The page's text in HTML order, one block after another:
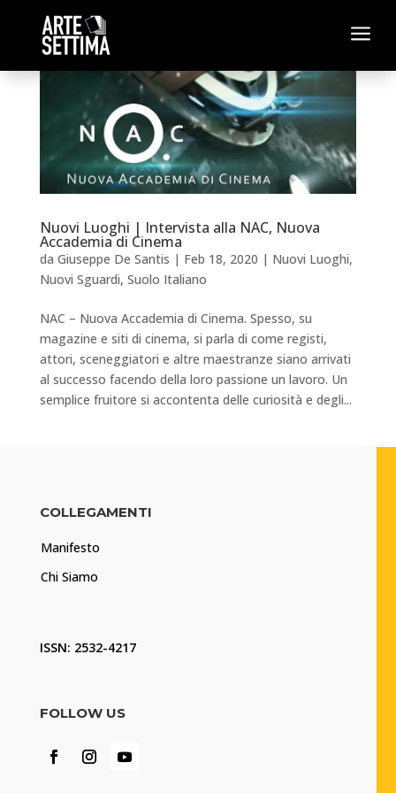
a
Nuovi Luoghi | Intervista alla NAC, Nuova
Accademia di Cinema
da Giuseppe De Santis | Feb 18, 2020 | Nuovi Luoghi,
Nuovi Sguardi, Suolo Italiano
NAC – Nuova Accademia di Cinema. Spesso, su
magazine e siti di cinema, si parla di come registi,
attori, sceneggiatori e altre maestranze siano arrivati
al successo facendo della loro passione un lavoro. Un
semplice fruitore si accontenta delle curiosità e degli...
COLLEGAMENTI
Manifesto
Chi Siamo
ISSN: 2532-4217
FOLLOW US